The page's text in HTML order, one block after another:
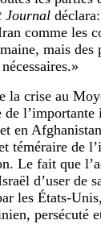
Journal
comme les
mais des
la crise au
de
en
téméraire de
Le fait que
d’user de
les États-
persécuté